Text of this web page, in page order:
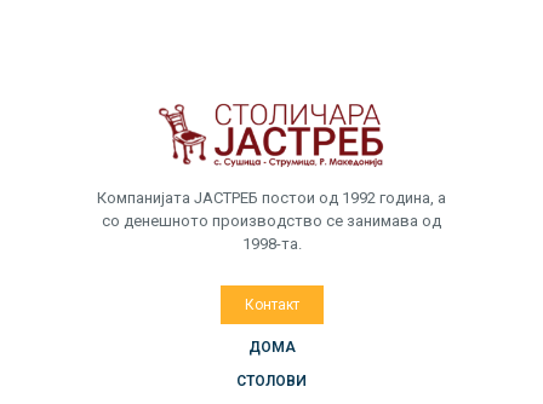
Компанијата ЈАСТРЕБ постои од 1992 година, а
со денешното производство се занимава од
1998-та.
Контакт
ДОМА
СТОЛОВИ